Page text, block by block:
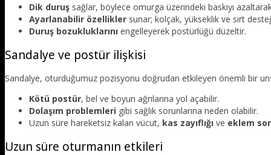
Dik duruş sağlar, böylece omurga üzerindeki baskıyı
Ayarlanabilir özellikler sunar; kolçak, yükseklik ve sırt
Duruş bozukluklarını engelleyerek postürlüğü düzeltir.
Sandalye ve postür ilişkisi
Sandalye, oturduğumuz pozisyonu doğrudan etkileyen önemli bir
Kötü postür, bel ve boyun ağrılarına yol açabilir.
Dolaşım problemleri gibi sağlık sorunlarına neden olabilir.
Uzun süre hareketsiz kalan vücut, kas zayıflığı ve eklem
Uzun süre oturmanın etkileri